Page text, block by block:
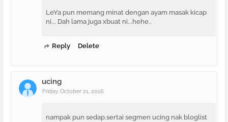
LeYa pun memang minat dengan ayam masak kicap
ni... Dah lama juga xbuat ni...hehe..
Reply Delete
ucing
Friday, October 21, 2016
nampak pun sedap.sertai segmen ucing nak bloglist